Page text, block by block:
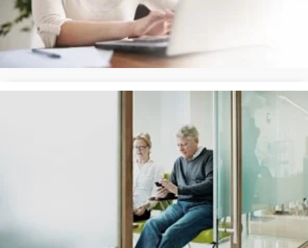
Gå til Patientportalen
Medbring altid dit sundhedskort!
Du kan få sundhedskortet som en app på din mobil
Læs
Ved bortkommet eller beskadiget sundhedskort fås et nyt